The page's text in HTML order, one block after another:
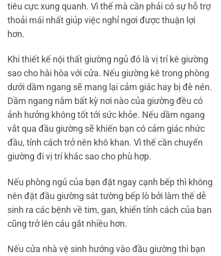
tiêu cực xung quanh. Vì thế mà cần phải có sự hỗ trợ
thoải mái nhất giúp việc nghỉ ngơi được thuận lợi
hơn.
Khi thiết kế nội thất giường ngủ đó là vị trí kê giường
sao cho hài hòa với cửa. Nếu giường kê trong phòng
dưới dầm ngang sẽ mang lại cảm giác hay bị đè nén.
Dầm ngang nằm bất kỳ nơi nào của giường đều có
ảnh hưởng không tốt tới sức khỏe. Nếu dầm ngang
vắt qua đầu giường sẽ khiến bạn có cảm giác nhức
đầu, tính cách trở nên khô khan. Vì thế cần chuyển
giường đi vị trí khác sao cho phù hợp.
Nếu phòng ngủ của bạn đặt ngay cạnh bếp thì không
nên đặt đầu giường sát tường bếp lò bởi làm thế dễ
sinh ra các bệnh về tim, gan, khiến tính cách của bạn
cũng trở lên cáu gắt nhiều hơn.
Nếu cửa nhà vệ sinh hướng vào đầu giường thì bạn